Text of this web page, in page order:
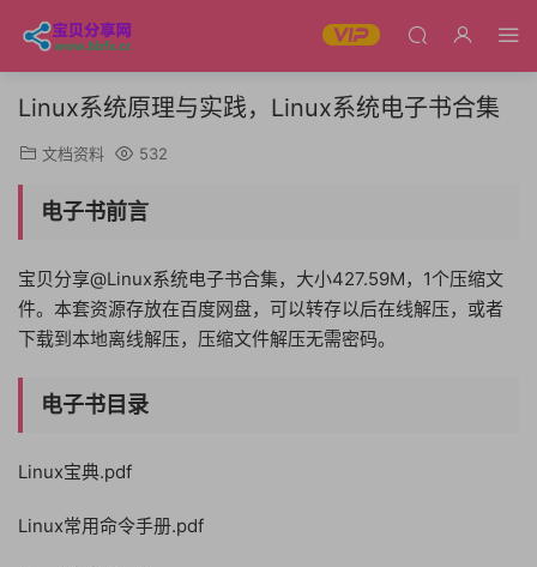
Linux系统原理与实践，Linux系统电子书合集
文档资料 532
电子书前言
宝贝分享@Linux系统电子书合集，大小427.59M，1个压缩文
件。本套资源存放在百度网盘，可以转存以后在线解压，或者
下载到本地离线解压，压缩文件解压无需密码。
电子书目录
Linux宝典.pdf
Linux常用命令手册.pdf